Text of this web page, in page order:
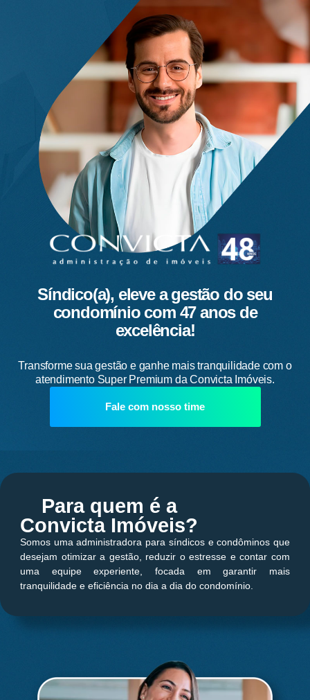
Síndico(a), eleve a gestão do seu
condomínio com 47 anos de
excelência!
Transforme sua gestão e ganhe mais tranquilidade com o
atendimento Super Premium da Convicta Imóveis.
Fale com nosso time
Para quem é a
Convicta Imóveis?
Somos uma administradora para síndicos e condôminos que
desejam otimizar a gestão, reduzir o estresse e contar com
uma equipe experiente, focada em garantir mais
tranquilidade e eficiência no dia a dia do condomínio.